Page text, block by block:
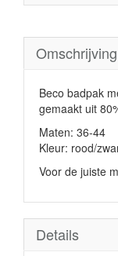
Omschrijving
Beco badpak
gemaakt uit
Maten: 36-44
Kleur: rood/
Voor de juiste
Details